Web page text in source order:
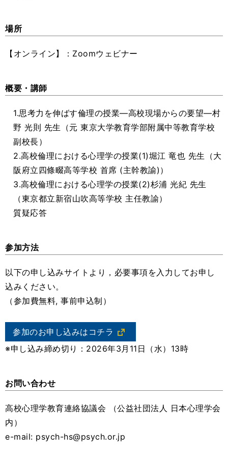
場所
【オンライン】：Zoomウェビナー
概要・講師
1.思考力を伸ばす倫理の授業―高校現場からの要望―村
野 光則 先生（元 東京大学教育学部附属中等教育学校
副校長）
2.高校倫理における心理学の授業(1)堀江 竜也 先生（大
阪府立四條畷高等学校 首席 (主幹教諭)）
3.高校倫理における心理学の授業(2)杉浦 光紀 先生
（東京都立新宿山吹高等学校 主任教諭）
質疑応答
参加方法
以下の申し込みサイトより，必要事項を入力してお申し
込みください。
（参加費無料, 事前申込制）
参加のお申し込みはコチラ
※申し込み締め切り：2026年3月11日（水）13時
お問い合わせ
高校心理学教育連絡協議会 （公益社団法人 日本心理学会
内）
e-mail: psych-hs@psych.or.jp